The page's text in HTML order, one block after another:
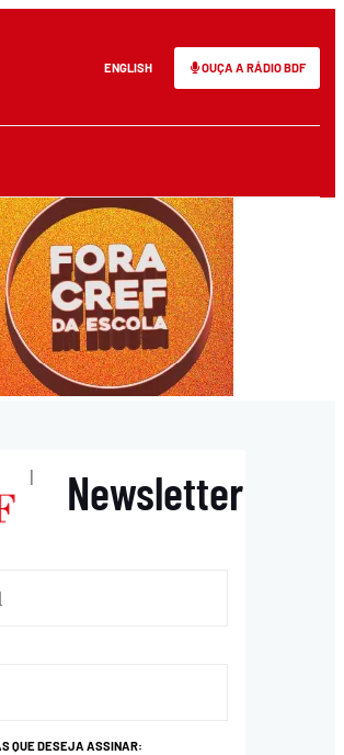
ENGLISH OUÇA A RÁDIO BDF
| Newsletter
QUE DESEJA ASSINAR: